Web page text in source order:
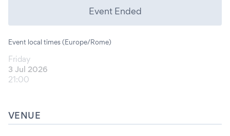
Event Ended
Event local times (Europe/Rome)
Friday
3 Jul 2026
21:00
VENUE